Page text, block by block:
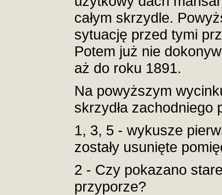
całym skrzydle.
sytuację przed tymi
Potem już nie
aż do roku 1891.
Na powyższym
skrzydła zachodniego
1, 3, 5 - wykusze
zostały usunięte
2 - Czy pokazano
przyporze?